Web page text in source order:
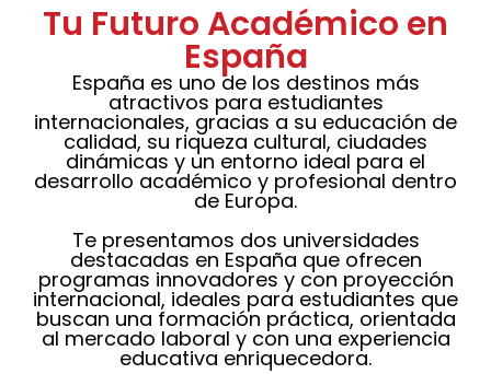
Tu Futuro Académico en
España
España es uno de los destinos más
atractivos para estudiantes
internacionales, gracias a su educación de
calidad, su riqueza cultural, ciudades
dinámicas y un entorno ideal para el
desarrollo académico y profesional dentro
de Europa.
Te presentamos dos universidades
destacadas en España que ofrecen
programas innovadores y con proyección
internacional, ideales para estudiantes que
buscan una formación práctica, orientada
al mercado laboral y con una experiencia
educativa enriquecedora.